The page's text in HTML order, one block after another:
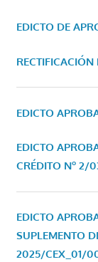
EDICTO DE
EDICTO
EDICTO
CRÉDITO Nº 2/
EDICTO
SUPLEMENTO
2025/CEX_01/